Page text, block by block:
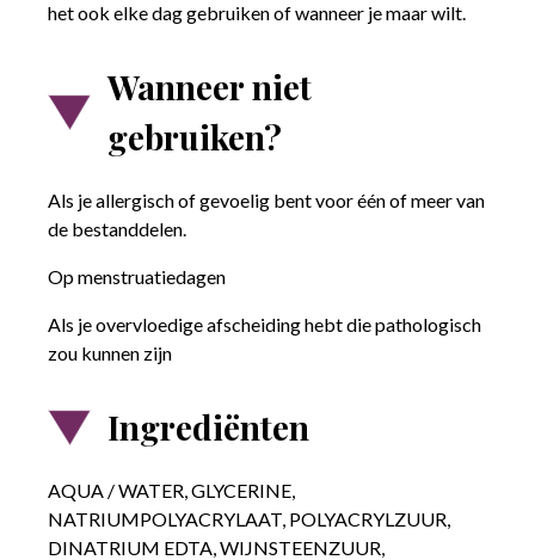
het ook elke dag gebruiken of wanneer je maar wilt.
Wanneer niet
gebruiken?
Als je allergisch of gevoelig bent voor één of meer van
de bestanddelen.
Op menstruatiedagen
Als je overvloedige afscheiding hebt die pathologisch
zou kunnen zijn
Ingrediënten
AQUA / WATER, GLYCERINE,
NATRIUMPOLYACRYLAAT, POLYACRYLZUUR,
DINATRIUM EDTA, WIJNSTEENZUUR,